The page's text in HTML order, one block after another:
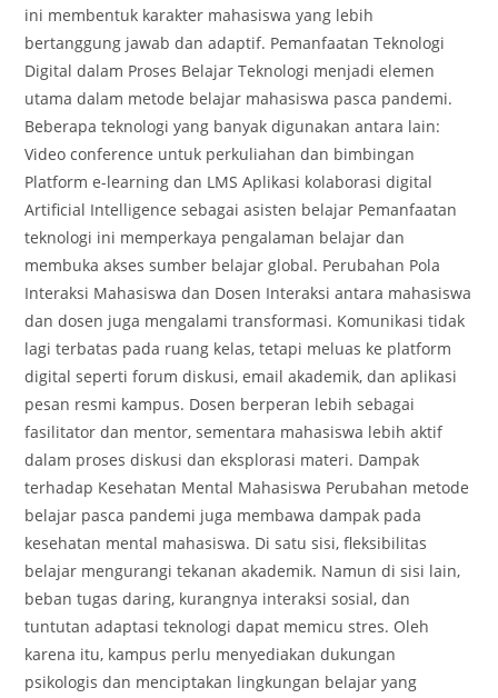
ini membentuk karakter mahasiswa yang lebih
bertanggung jawab dan adaptif. Pemanfaatan Teknologi
Digital dalam Proses Belajar Teknologi menjadi elemen
utama dalam metode belajar mahasiswa pasca pandemi.
Beberapa teknologi yang banyak digunakan antara lain:
Video conference untuk perkuliahan dan bimbingan
Platform e-learning dan LMS Aplikasi kolaborasi digital
Artificial Intelligence sebagai asisten belajar Pemanfaatan
teknologi ini memperkaya pengalaman belajar dan
membuka akses sumber belajar global. Perubahan Pola
Interaksi Mahasiswa dan Dosen Interaksi antara mahasiswa
dan dosen juga mengalami transformasi. Komunikasi tidak
lagi terbatas pada ruang kelas, tetapi meluas ke platform
digital seperti forum diskusi, email akademik, dan aplikasi
pesan resmi kampus. Dosen berperan lebih sebagai
fasilitator dan mentor, sementara mahasiswa lebih aktif
dalam proses diskusi dan eksplorasi materi. Dampak
terhadap Kesehatan Mental Mahasiswa Perubahan metode
belajar pasca pandemi juga membawa dampak pada
kesehatan mental mahasiswa. Di satu sisi, fleksibilitas
belajar mengurangi tekanan akademik. Namun di sisi lain,
beban tugas daring, kurangnya interaksi sosial, dan
tuntutan adaptasi teknologi dapat memicu stres. Oleh
karena itu, kampus perlu menyediakan dukungan
psikologis dan menciptakan lingkungan belajar yang